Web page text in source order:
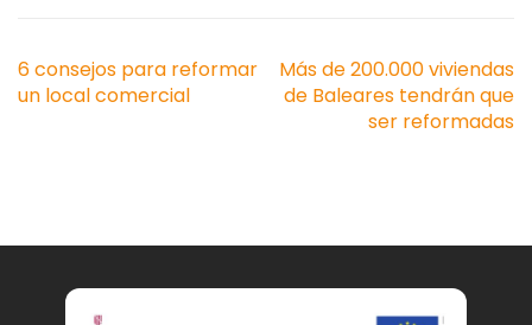
Navegación
de
6 consejos para reformar
un local comercial
Más de 200.000 viviendas
de Baleares tendrán que
ser reformadas